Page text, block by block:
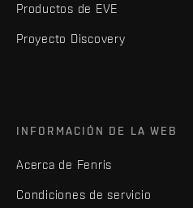
Productos de EVE
Proyecto Discovery
INFORMACIÓN DE LA WEB
Acerca de Fenris
Condiciones de servicio